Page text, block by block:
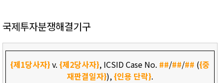
국제투자분쟁해결기구
{제1당사자}v. {제2당사자}, ICSID Case No. ##/##/## ({중
재판결일자}),{인용 단락}.